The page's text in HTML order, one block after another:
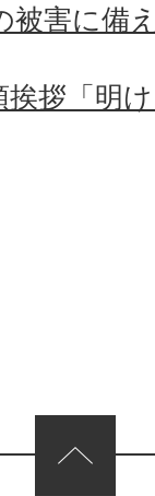
被害に備
挨拶「明